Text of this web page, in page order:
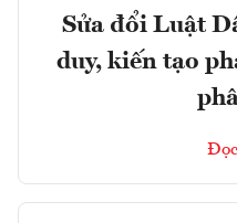
Sửa đổi Luật
duy, kiến tạo